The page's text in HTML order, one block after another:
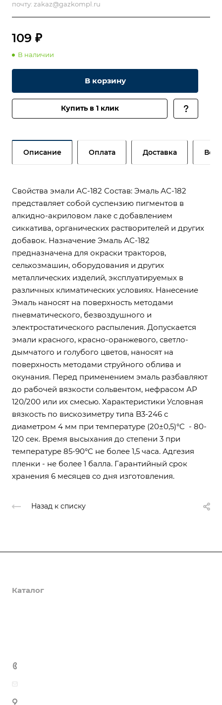
почту: zakaz@gazkompl.ru
109 ₽
В наличии
В корзину
Купить в 1 клик
Описание Оплата Доставка
Свойства эмали АС-182 Состав: Эмаль АС-182
представляет собой суспензию пигментов в
алкидно-акриловом лаке с добавлением
сиккатива, органических растворителей и других
добавок. Назначение Эмаль АС-182
предназначена для окраски тракторов,
сельхозмашин, оборудования и других
металлических изделий, эксплуатируемых в
различных климатических условиях. Нанесение
Эмаль наносят на поверхность методами
пневматического, безвоздушного и
электростатического распыления. Допускается
эмали красного, красно-оранжевого, светло-
дымчатого и голубого цветов, наносят на
поверхность методами струйного облива и
окунания. Перед применением эмаль разбавляют
до рабочей вязкости сольвентом, нефрасом АР
120/200 или их смесью. Характеристики Условная
вязкость по вискозиметру типа B3-246 с
диаметром 4 мм при температуре (20±0,5)°C - 80-
120 сек. Время высыхания до степени 3 при
температуре 85-90°C не более 1,5 часа. Адгезия
пленки - не более 1 балла. Гарантийный срок
хранения 6 месяцев со дня изготовления.
Назад к списку
Каталог